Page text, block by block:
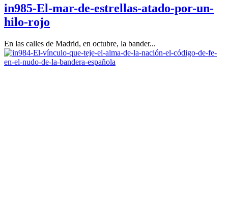
in985-El-mar-de-estrellas-atado-por-un-
hilo-rojo
En las calles de Madrid, en octubre, la bander...